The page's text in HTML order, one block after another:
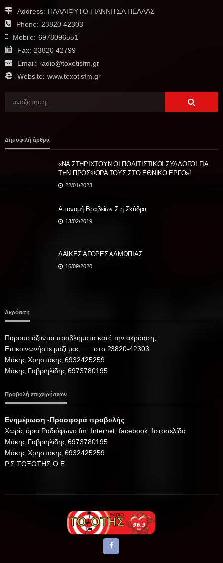
Address: ΠΑΛΑΙΦΥΤΟ ΓΙΑΝΝΙΤΣΑ ΠΕΛΛΑΣ
Phone: 23820 42303
Mobile: 6978096551
Fax: 23820 42799
Email: radio@toxotisfm.gr
Website: www.toxotisfm.gr
Δημοφιλή άρθρα
«ΝΑ ΣΤΗΡΙΧΤΟΥΝ ΟΙ ΠΟΛΙΤΙΣΤΙΚΟΙ ΣΥΛΛΟΓΟΙ ΓΙΑ
ΤΗΝ ΠΡΟΣΦΟΡΑ ΤΟΥΣ ΣΤΟ ΕΘΝΙΚΟ ΕΡΓΟ»!
22/01/2023
Απονομή Βραβείων Στη Σκύδρα
13/02/2019
ΛΑΙΚΕΣ ΑΓΟΡΕΣ ΑΛΜΩΠΙΑΣ
16/09/2020
Ακρόαση
Παρουσιάζονται προβλήματα κατά την ακρόαση;
Επικοινωνήστε μαζί μας...... στο 23820-42303
Μάκης Χρηστάκης 6932425259
Μάκης Γαβριηλίδης 6973780195
Προβολή επιχειρήσεων
Ενημέρωση -Προσφορά προβολής
Xωρίς όρια Ραδιόφωνο fm, Internet, facebook, Ιστοσελίδα
Μάκης Γαβριηλίδης 6973780195
Μάκης Χρηστάκης 6932425259
Ρ.Σ.ΤΟΞΟΤΗΣ Ο.Ε.